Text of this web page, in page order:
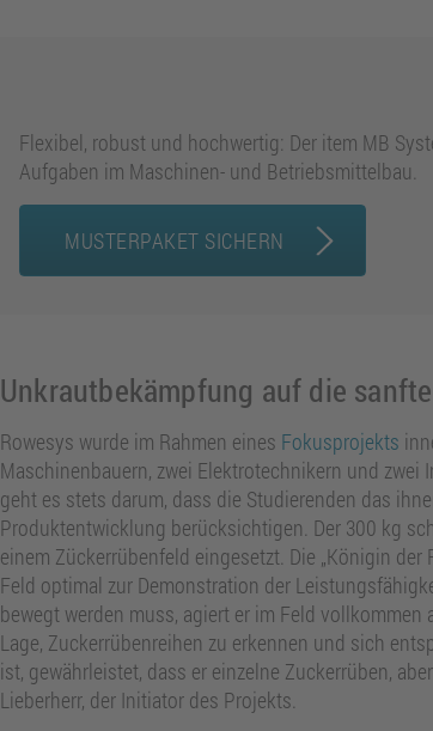
Flexibel, robust und hochwertig: Der item MB
Aufgaben im Maschinen- und Betriebsmittelbau.
MUSTERPAKET SICHERN
Unkrautbekämpfung auf die
Rowesys wurde im Rahmen eines Fokusprojekts
Maschinenbauern, zwei Elektrotechnikern und
geht es stets darum, dass die Studierenden das
Produktentwicklung berücksichtigen. Der 300 kg
einem Zückerrübenfeld eingesetzt. Die „Königin
Feld optimal zur Demonstration der
bewegt werden muss, agiert er im Feld
Lage, Zuckerrübenreihen zu erkennen und sich
ist, gewährleistet, dass er einzelne Zuckerrüben,
Lieberherr, der Initiator des Projekts.